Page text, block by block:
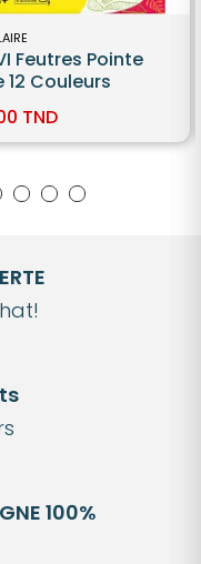
Feutres Pointe
12 Couleurs
TND
100%